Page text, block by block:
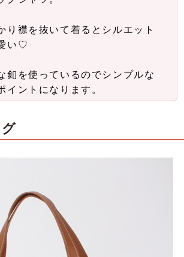
り襟を抜いて着るとシルエット
い♡
釦を使っているのでシンプルな
イントになります。